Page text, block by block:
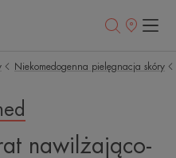
Punkty
Niekomedogenna pielęgnacja skóry
nawilżająco-